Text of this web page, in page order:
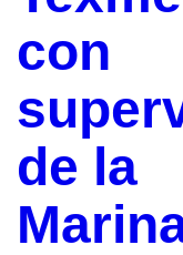
con
de la